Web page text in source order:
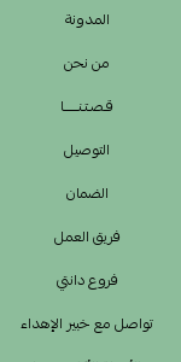
المدونة
من نحن
قـصـتـنــــــا
التوصيل
الضمان
فريق العمل
فروع دانتي
تواصل مع خبير الإهداء